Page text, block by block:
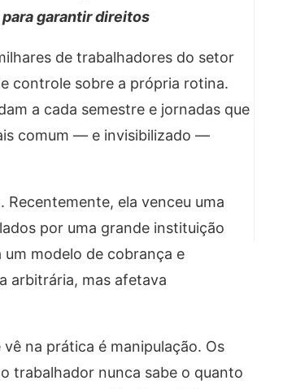
garantir direitos
de trabalhadores do setor
controle sobre a própria rotina.
a cada semestre e jornadas que
comum — e invisibilizado —
Recentemente, ela venceu uma
por uma grande instituição
modelo de cobrança e
arbitrária, mas afetava
na prática é manipulação. Os
trabalhador nunca sabe o quanto